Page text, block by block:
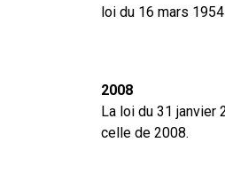
loi du 16 mars
2008
La loi du 31 janvier
celle de 2008.